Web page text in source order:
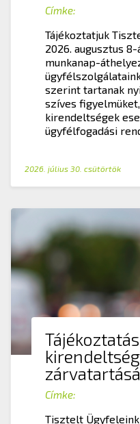
Címke:
Tájékoztatjuk
2026. augusztus
munkanap-
szerint tartanak
szíves
kirendeltségek
ügyfélfogadási
2026. július 30. csütörtök
Címke:
Tisztelt